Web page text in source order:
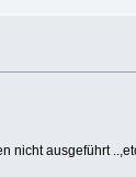
nicht ausgeführt